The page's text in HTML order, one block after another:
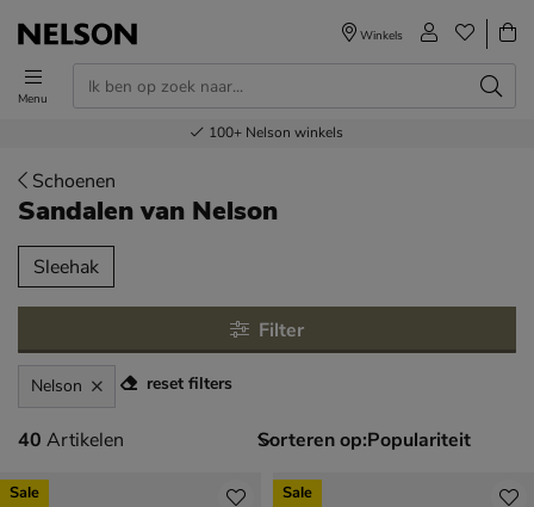
Menu
Winkels
Voor 23.00u besteld,volgende dag in huis
Gratisverzending en retour
Bestel nu,betaal later
100+ Nelson winkels
Schoenen
Sandalenvan Nelson
over
Sleehak
Filter
Nelson reset filters
40 artikelen
40 Artikelen Sorteren op:
Sale Sale